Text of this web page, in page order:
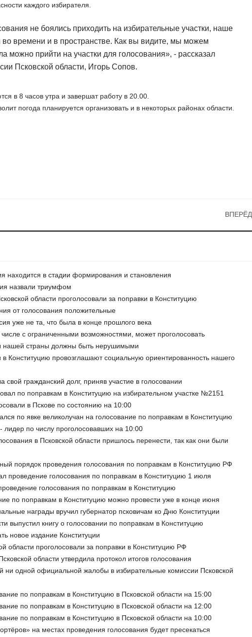
каждого избирателя.
не боялись приходить на избирательные участки, наше
во времени и в пространстве. Как вы видите, мы можем
можно прийти на участки для голосования», - рассказал
Псковской области, Игорь Сопов.
в 8 часов утра и завершат работу в 20.00.
погода планируется организовать и в некоторых районах области.
ВПЕРЁД
находится в стадии формирования и становления
назвали триумфом
области проголосовали за поправки в Конституцию
от голосования положительные
уже не та, что была в конце прошлого века
с ограниченными возможностями, может проголосовать
нашей страны должны быть нерушимыми
Конституцию провозглашают социальную ориентированность нашего
гражданский долг, приняв участие в голосовании
по поправкам в Конституцию на избирательном участке №2151
в Пскове по состоянию на 10:00
по явке великолучан на голосование по поправкам в Конституцию
лидер по числу проголосовавших на 10:00
в Псковской области пришлось перенести, так как они были
порядок проведения голосования по поправкам в Конституцию РФ
проведение голосования по поправкам в Конституцию 1 июля
голосования по поправкам в Конституцию
по поправкам в Конституцию можно провести уже в конце июня
награды вручил губернатор псковичам ко Дню Конституции
выпустил книгу о голосовании по поправкам в Конституцию
новое издание Конституции
области проголосовали за поправки в Конституцию РФ
области утвердила протокол итогов голосования
ни одной официальной жалобы в избирательные комиссии Псковской
по поправкам в Конституцию в Псковской области на 15:00
по поправкам в Конституцию в Псковской области на 12:00
по поправкам в Конституцию в Псковской области на 10:00
на местах проведения голосования будет пресекаться